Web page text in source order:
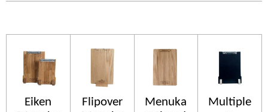
Eiken
Flipover
Menuka
Multiple